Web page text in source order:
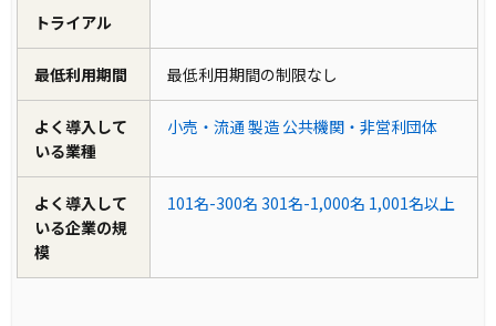
トライアル
最低利用期間 最低利用期間の制限なし
よく導入して
いる業種
小売・流通 製造 公共機関・非営利団体
よく導入して
いる企業の規
模
101名-300名 301名-1,000名 1,001名以上